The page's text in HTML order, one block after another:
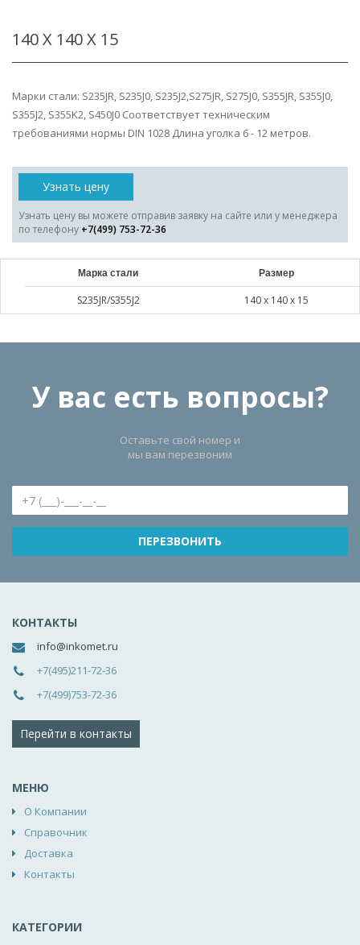
140 Х 140 Х 15
Марки стали: S235JR, S235J0, S235J2,S275JR, S275J0, S355JR, S355J0,
S355J2, S355K2, S450J0 Соответствует техническим
требованиями нормы DIN 1028 Длина уголка 6 - 12 метров.
Узнать цену
Узнать цену вы можете отправив заявку на сайте или у менеджера
по телефону +7(499) 753-72-36
Марка стали Размер
S235JR/S355J2 140 х 140 х 15
У вас есть вопросы?
Оставьте свой номер и
мы вам перезвоним
КОНТАКТЫ
info@inkomet.ru
+7(495)211-72-36
+7(499)753-72-36
Перейти в контакты
МЕНЮ
О Компании
Справочник
Доставка
Контакты
КАТЕГОРИИ